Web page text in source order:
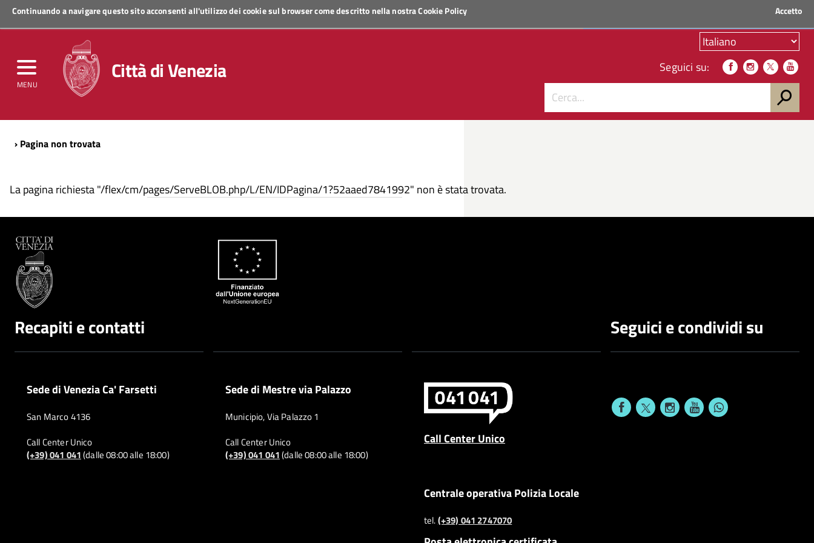
Continuando a navigare questo sito acconsenti all'utilizzo dei cookie sul browser come descritto nella nostraCookie Policy Accetto
MENU
Regione Veneto
Città di Venezia Seguici su:
› Pagina non trovata
La pagina richiesta "/flex/cm/pages/ServeBLOB.php/L/EN/IDPagina/1?52aaed7841992" non è stata trovata.
Recapiti e contatti
Sede di Venezia Ca' Farsetti
San Marco 4136
Call Center Unico
(+39) 041 041(dalle 08:00 alle 18:00)
Sede di Mestre via Palazzo
Municipio, Via Palazzo 1
Call Center Unico
(+39) 041 041(dalle 08:00 alle 18:00)
Call Center Unico
Centrale operativa Polizia Locale
tel.(+39) 041 2747070
Seguici e condividi su